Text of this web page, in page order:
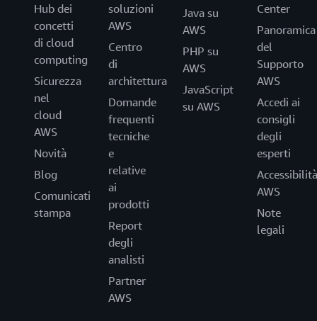
Hub dei
concetti
di cloud
computing
Sicurezza
nel
cloud
AWS
Novità
Blog
Comunicati
stampa
soluzioni
AWS
Centro
di
architettura
Domande
frequenti
tecniche
e
relative
ai
prodotti
Report
degli
analisti
Partner
AWS
Java su
AWS
PHP su
AWS
JavaScript
su AWS
Center
Panoramica
del
Supporto
AWS
Accedi ai
consigli
degli
esperti
Accessibilità
AWS
Note
legali